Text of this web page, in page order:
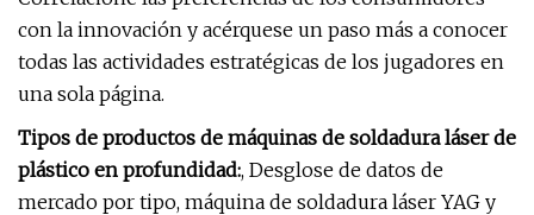
con la innovación y acérquese un paso más a conocer
todas las actividades estratégicas de los jugadores en
una sola página.
Tipos de productos de máquinas de soldadura láser de
plástico en profundidad:, Desglose de datos de
mercado por tipo, máquina de soldadura láser YAG y